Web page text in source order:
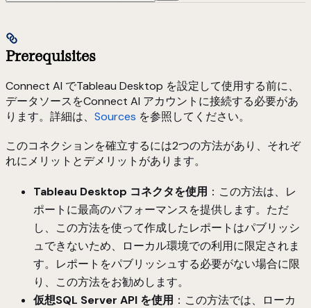
Prerequisites
Connect AI でTableau Desktop を設定して使用する前に、
データソースをConnect AI アカウントに接続する必要があ
ります。詳細は、 Sources を参照してください。
このコネクションを確立するには2つの方法があり、それぞ
れにメリットとデメリットがあります。
Tableau Desktop コネクタを使用 ：この方法は、レ
ポートに最高のパフォーマンスを提供します。ただ
し、この方法を使って作成したレポートはパブリッシ
ュできないため、ローカル環境での利用に限定されま
す。レポートをパブリッシュする必要がない場合に限
り、この方法をお勧めします。
仮想SQL Server API を使用 ：この方法では、ローカ